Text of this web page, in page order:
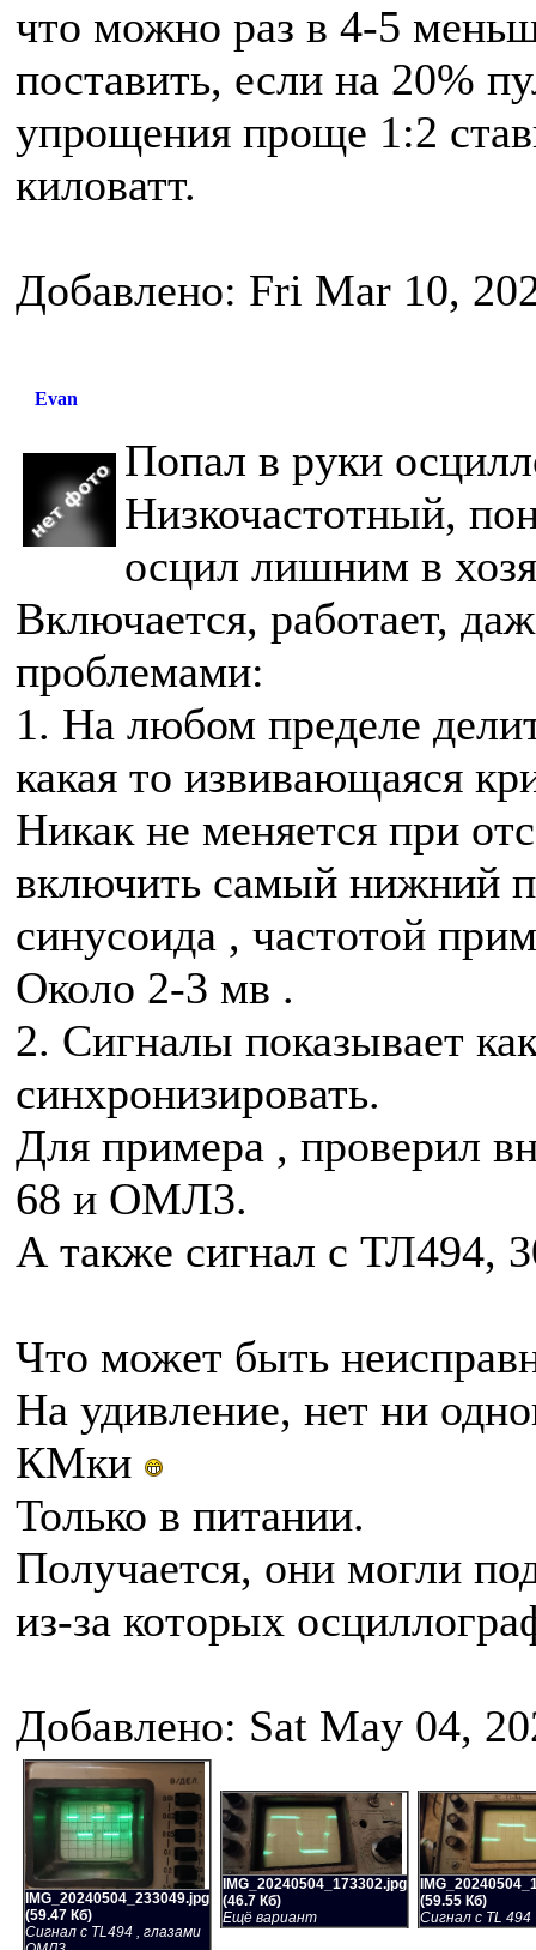
что можно раз в 4-5
поставить, если на 20%
упрощения проще 1:2
киловатт.
Добавлено: Fri Mar 10,
Evan
Попал в руки
Низкочастотный,
осцил лишним в
Включается, работает,
проблемами:
1. На любом пределе
какая то извивающаяся
Никак не меняется при
включить самый нижний
синусоида , частотой
Около 2-3 мв .
2. Сигналы показывает
синхронизировать.
Для примера , проверил
68 и ОМЛ3.
А также сигнал с ТЛ494,
Что может быть
На удивление, нет ни
КМки
Только в питании.
Получается, они могли
из-за которых
Добавлено: Sat May 04,
IMG_20240504_233049.jpg
(59.47 Кб)
Сигнал с TL494 , глазами
IMG_20240504_173302.jpg
(46.7 Кб)
Ещё вариант
(59.55 Кб)
Сигнал с TL 494